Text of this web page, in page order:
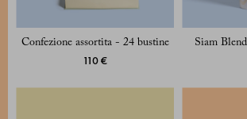
Confezione assortita - 24 bustine
110 €
Siam